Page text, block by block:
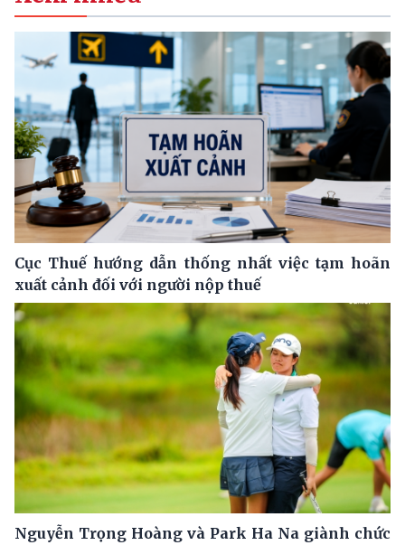
Cục Thuế hướng dẫn thống nhất việc tạm hoãn
xuất cảnh đối với người nộp thuế
Nguyễn Trọng Hoàng và Park Ha Na giành chức